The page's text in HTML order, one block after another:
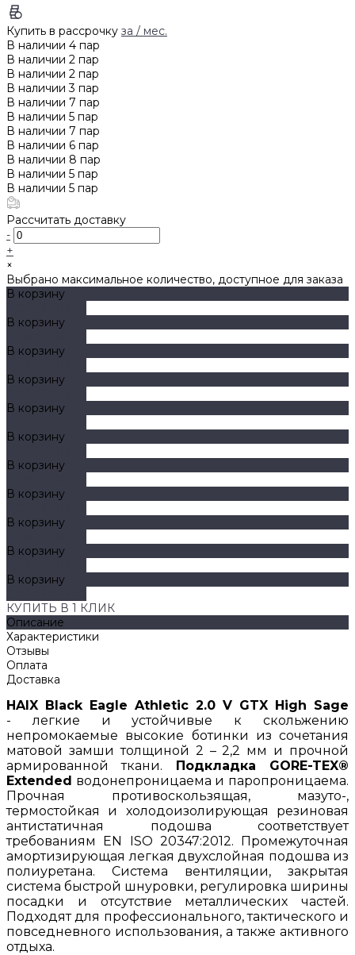
Купить в рассрочку за / мес.
В наличии 4 пар
В наличии 2 пар
В наличии 2 пар
В наличии 3 пар
В наличии 7 пар
В наличии 5 пар
В наличии 7 пар
В наличии 6 пар
В наличии 8 пар
В наличии 5 пар
В наличии 5 пар
Рассчитать доставку
-
+
×
Выбрано максимальное количество, доступное для заказа
В корзину
В корзину
В корзину
В корзину
В корзину
В корзину
В корзину
В корзину
В корзину
В корзину
В корзину
КУПИТЬ В 1 КЛИК
Описание
Характеристики
Отзывы
Оплата
Доставка
HAIX Black Eagle Athletic 2.0 V GTX High Sage
- легкие и устойчивые к скольжению
непромокаемые высокие ботинки из сочетания
матовой замши толщиной 2 – 2,2 мм и прочной
армированной ткани. Подкладка GORE-TEX®
Extended водонепроницаема и паропроницаема.
Прочная противоскользящая, мазуто-,
термостойкая и холодоизолирующая резиновая
антистатичная подошва соответствует
требованиям EN ISO 20347:2012. Промежуточная
амортизирующая легкая двухслойная подошва из
полиуретана. Система вентиляции, закрытая
система быстрой шнуровки, регулировка ширины
посадки и отсутствие металлических частей.
Подходят для профессионального, тактического и
повседневного использования, а также активного
отдыха.